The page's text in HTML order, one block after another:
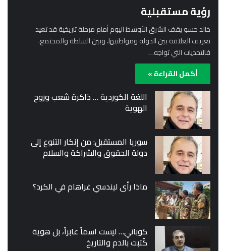
رؤية مستقبلية
خالد حسو يقف الشرق الأوسط اليوم أمام مرحلة تاريخية قد تعيد
تعريف العلاقة بين الدولة ومواطنيها، وبين السلطة والمجتمع.
فالتحديات التي تواجه…
أكمل القراءة »
اللغة الكوردية … ذاكرة شعب وروح
الهوية
سوريا المستقبل: من إنكار التنوع إلى
دولة الحقوق والشراكة والسلام
ماذا رأى ليندسي غراهام في الكرد؟
كوباني… ليست اسماً عابراً، بل هوية
كُتبت بالدم والتاريخ